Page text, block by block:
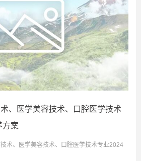
、医学美容技术、口腔医学技术
方案
术、医学美容技术、口腔医学技术专业2024